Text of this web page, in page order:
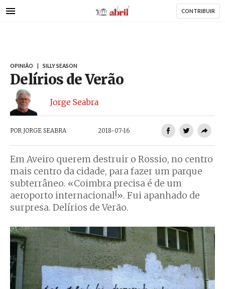
para
AbrilAbril CONTRIBUIR
OPINIÃO SILLY SEASON
Delírios de Verão
Jorge Seabra
POR JORGE SEABRA 2018-07-16
Em Aveiro querem destruir o Rossio, no centro
mais centro da cidade, para fazer um parque
subterrâneo. «Coimbra precisa é de um
aeroporto internacional!». Fui apanhado de
surpresa. Delírios de Verão.